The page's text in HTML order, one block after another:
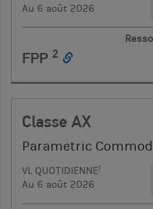
Au 6 août 2026
FPP 2
Classe AX
Parametric
VL QUOTIDIENNE1
Au 6 août 2026